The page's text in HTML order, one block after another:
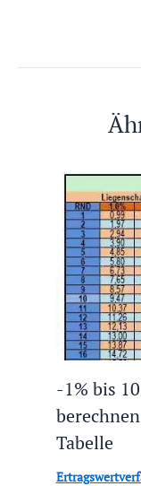
-1% bis
Tabelle